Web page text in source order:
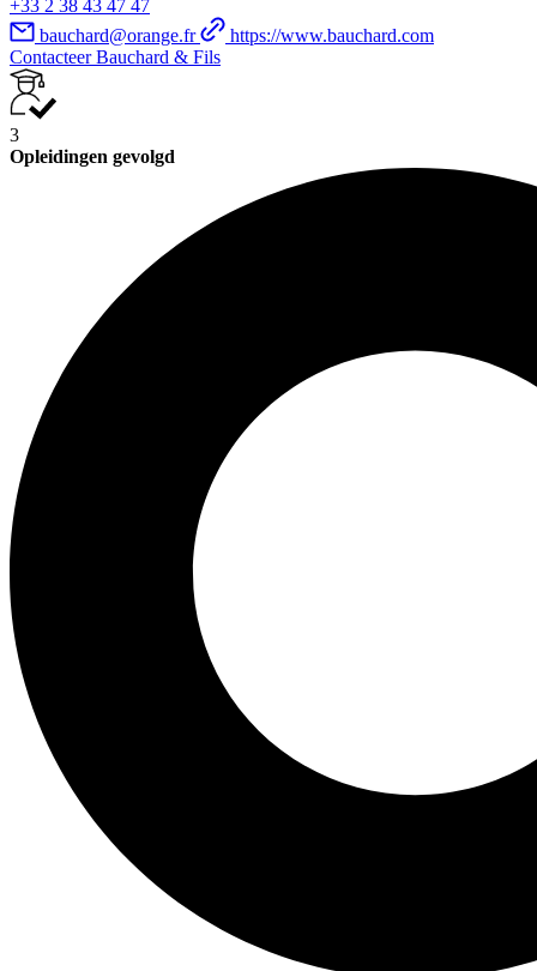
+33 2 38 43 47 47
bauchard@orange.fr
https://www.bauchard.com
Contacteer Bauchard & Fils
3
Opleidingen gevolgd